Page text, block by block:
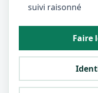
suivi raisonné
Faire